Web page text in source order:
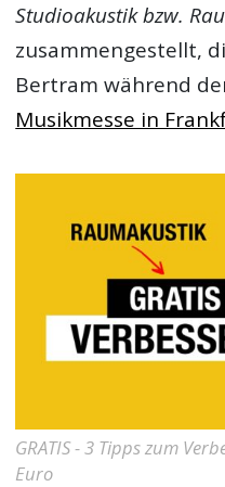
Studioakustik bzw.
zusammengestellt,
Bertram während
Musikmesse in
GRATIS - 3 Tipps zum
Euro